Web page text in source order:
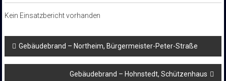
Kein Einsatzbericht vorhanden
Beitragsnavigation
Gebäudebrand – Northeim, Bürgermeister-Peter-Straße
Gebäudebrand – Hohnstedt, Schützenhaus